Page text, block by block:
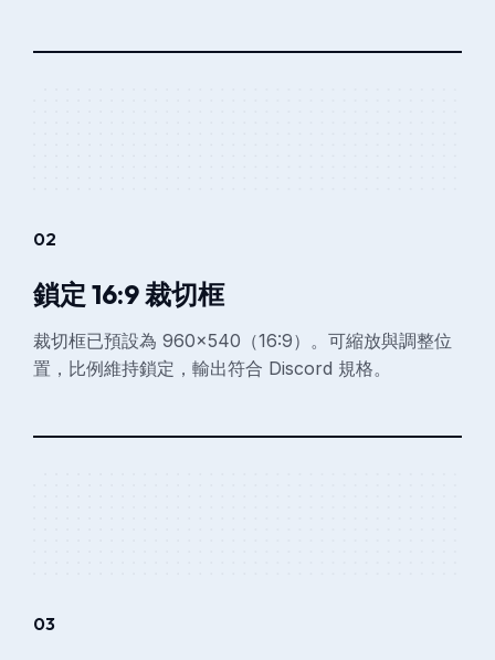
02
鎖定 16:9 裁切框
裁切框已預設為 960×540（16:9）。可縮放與調整位
置，比例維持鎖定，輸出符合 Discord 規格。
03